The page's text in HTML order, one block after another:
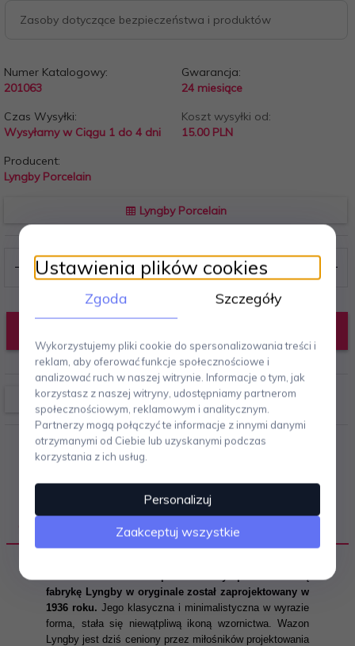
Zasoby dotyczące bezpieczeństwa i produktów
Numer Katalogowy:
201063
Gwarancja:
24 miesiące
Czas Wysyłki:
Wysyłamy w Ciągu 1 do 4 dni
Koszt wysyłki od:
15.00 PLN
Producent:
Lyngby Porcelain
Lyngby Porcelain
OPIS PRODUKTU
fabrykę Lyngby w oryginale został zaprojektowany w
1936 roku. Jego klasyczna i minimalistyczna w wyrazie
forma, stała się niewątpliwą ikoną wzornictwa. Wazon
Lyngby jest dziś ceniony przez miłośników projektowania
Ustawienia plików cookies
Zgoda Szczegóły
Wykorzystujemy pliki cookie do spersonalizowania treści i
reklam, aby oferować funkcje społecznościowe i
analizować ruch w naszej witrynie. Informacje o tym, jak
korzystasz z naszej witryny, udostępniamy partnerom
społecznościowym, reklamowym i analitycznym.
Partnerzy mogą połączyć te informacje z innymi danymi
otrzymanymi od Ciebie lub uzyskanymi podczas
korzystania z ich usług.
Personalizuj
Zaakceptuj wszystkie